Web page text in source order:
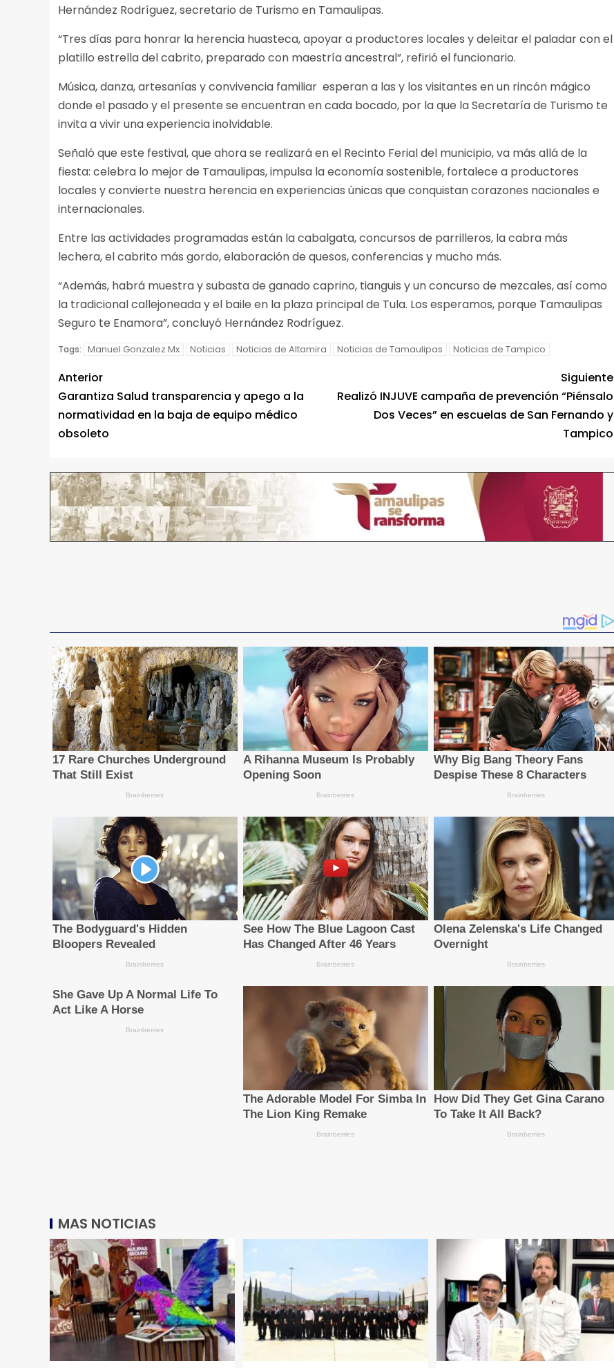
Hernández Rodríguez, secretario de Turismo en Tamaulipas.
“Tres días para honrar la herencia huasteca, apoyar a productores locales y deleitar el paladar con el
platillo estrella del cabrito, preparado con maestría ancestral”, refirió el funcionario.
Música, danza, artesanías y convivencia familiar esperan a las y los visitantes en un rincón mágico
donde el pasado y el presente se encuentran en cada bocado, por la que la Secretaría de Turismo te
invita a vivir una experiencia inolvidable.
Señaló que este festival, que ahora se realizará en el Recinto Ferial del municipio, va más allá de la
fiesta: celebra lo mejor de Tamaulipas, impulsa la economía sostenible, fortalece a productores
locales y convierte nuestra herencia en experiencias únicas que conquistan corazones nacionales e
internacionales.
Entre las actividades programadas están la cabalgata, concursos de parrilleros, la cabra más
lechera, el cabrito más gordo, elaboración de quesos, conferencias y mucho más.
“Además, habrá muestra y subasta de ganado caprino, tianguis y un concurso de mezcales, así como
la tradicional callejoneada y el baile en la plaza principal de Tula. Los esperamos, porque Tamaulipas
Seguro te Enamora”, concluyó Hernández Rodríguez.
Tags: Manuel Gonzalez Mx Noticias Noticias de Altamira Noticias de Tamaulipas Noticias de Tampico
Anterior
Garantiza Salud transparencia y apego a la
normatividad en la baja de equipo médico
obsoleto
Siguiente
Realizó INJUVE campaña de prevención “Piénsalo
Dos Veces” en escuelas de San Fernando y
Tampico
MAS NOTICIAS